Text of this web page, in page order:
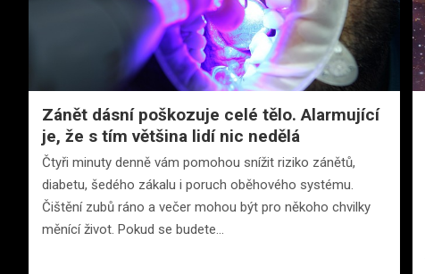
Zánět dásní poškozuje celé tělo. Alarmující
je, že s tím většina lidí nic nedělá
Čtyři minuty denně vám pomohou snížit riziko zánětů,
diabetu, šedého zákalu i poruch oběhového systému.
Čištění zubů ráno a večer mohou být pro někoho chvilky
měnící život. Pokud se budete…